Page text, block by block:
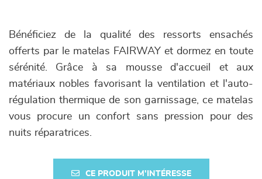
Bénéficiez de la qualité des ressorts ensachés
offerts par le matelas FAIRWAY et dormez en toute
sérénité. Grâce à sa mousse d'accueil et aux
matériaux nobles favorisant la ventilation et l'auto-
régulation thermique de son garnissage, ce matelas
vous procure un confort sans pression pour des
nuits réparatrices.
CE PRODUIT M'INTÉRESSE